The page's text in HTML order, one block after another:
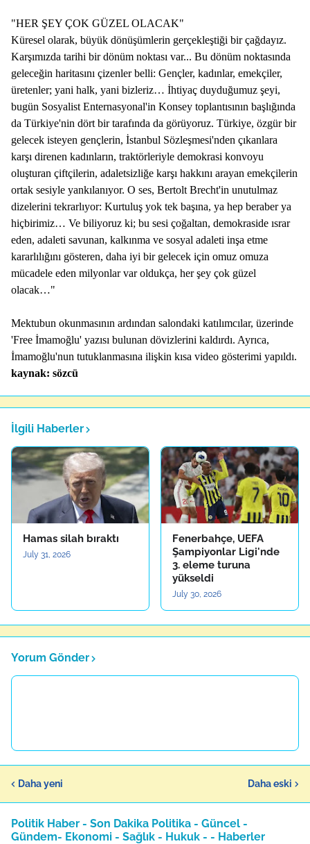
"HER ŞEY ÇOK GÜZEL OLACAK"
Küresel olarak, büyük dönüşümlerin gerçekleştiği bir çağdayız.
Karşımızda tarihi bir dönüm noktası var... Bu dönüm noktasında
geleceğin haritasını çizenler belli: Gençler, kadınlar, emekçiler,
üretenler; yani halk, yani bizleriz… İhtiyaç duyduğumuz şeyi,
bugün Sosyalist Enternasyonal'in Konsey toplantısının başlığında
da Türkiye'nin dört bir tarafında da görüyoruz. Türkiye, özgür bir
gelecek isteyen gençlerin, İstanbul Sözleşmesi'nden çıkanlara
karşı direnen kadınların, traktörleriyle demokrasi konvoyu
oluşturan çiftçilerin, adaletsizliğe karşı hakkını arayan emekçilerin
ortak sesiyle yankılanıyor. O ses, Bertolt Brecht'in unutulmaz
dizelerini tekrarlıyor: Kurtuluş yok tek başına, ya hep beraber ya
hiçbirimiz… Ve biliyoruz ki; bu sesi çoğaltan, demokraside ısrar
eden, adaleti savunan, kalkınma ve sosyal adaleti inşa etme
kararlılığını gösteren, daha iyi bir gelecek için omuz omuza
mücadele eden milyonlar var oldukça, her şey çok güzel
olacak…"
Mektubun okunmasının ardından salondaki katılımcılar, üzerinde
'Free İmamoğlu' yazısı bulunan dövizlerini kaldırdı. Ayrıca,
İmamoğlu'nun tutuklanmasına ilişkin kısa video gösterimi yapıldı.
kaynak: sözcü
İlgili Haberler
Hamas silah bıraktı
July 31, 2026
Fenerbahçe, UEFA
Şampiyonlar Ligi'nde
3. eleme turuna
yükseldi
July 30, 2026
Yorum Gönder
Daha yeni Daha eski
Politik Haber - Son Dakika Politika - Güncel -
Gündem- Ekonomi - Sağlık - Hukuk - - Haberler